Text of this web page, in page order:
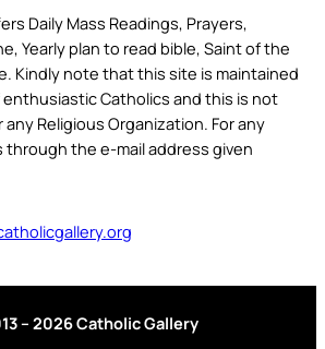
Daily Mass Readings, Prayers,
Yearly plan to read bible, Saint of the
Kindly note that this site is maintained
enthusiastic Catholics and this is not
Religious Organization. For any
the e-mail address given
– 2026 Catholic Gallery